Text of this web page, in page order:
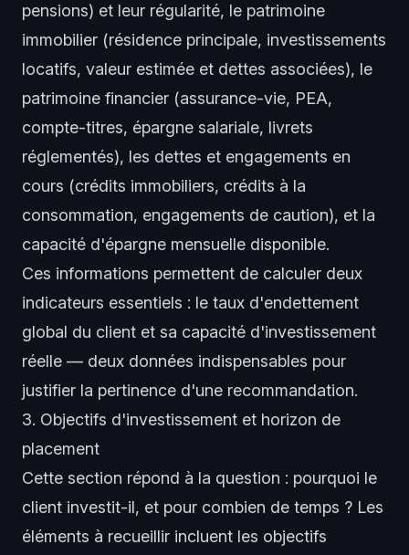
pensions) et leur régularité, le patrimoine
immobilier (résidence principale, investissements
locatifs, valeur estimée et dettes associées), le
patrimoine financier (assurance-vie, PEA,
compte-titres, épargne salariale, livrets
réglementés), les dettes et engagements en
cours (crédits immobiliers, crédits à la
consommation, engagements de caution), et la
capacité d'épargne mensuelle disponible.
Ces informations permettent de calculer deux
indicateurs essentiels : le taux d'endettement
global du client et sa capacité d'investissement
réelle — deux données indispensables pour
justifier la pertinence d'une recommandation.
3. Objectifs d'investissement et horizon de
placement
Cette section répond à la question : pourquoi le
client investit-il, et pour combien de temps ? Les
éléments à recueillir incluent les objectifs